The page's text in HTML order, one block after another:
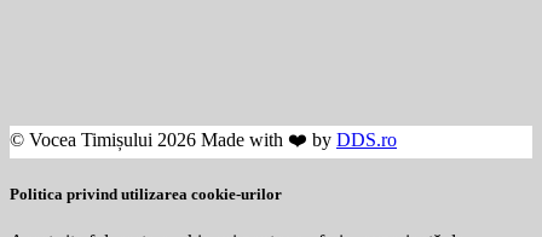
© Vocea Timișului 2026 Made with ❤️ by DDS.ro
Politica privind utilizarea cookie-urilor